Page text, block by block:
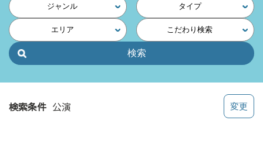
読
他
ペ
の
ジャンル タイプ
エリア こだわり検索
検索条件 公演